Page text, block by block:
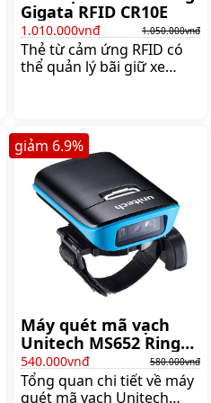
Gigata RFID CR10E
1.010.000vnđ 1.050.000vnđ
Thẻ từ cảm ứng RFID có
thể quản lý bãi giữ xe
Tốc độ nhận thẻ siêu
nhanh chưa đến 1 giây
Máy quét mã vạch
Unitech MS652 Ring
Scanner
540.000vnđ 580.000vnđ
Tổng quan chi tiết về máy
quét mã vạch Unitech
giảm 6.9%